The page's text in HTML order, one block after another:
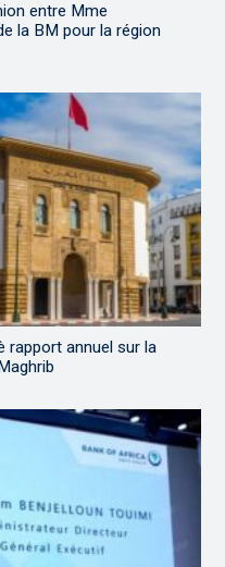
entre Mme
la BM pour la région
rapport annuel sur la